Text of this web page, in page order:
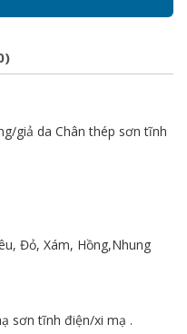
giả da Chân thép sơn tĩnh
Đỏ, Xám, Hồng,Nhung
sơn tĩnh điện/xi mạ .